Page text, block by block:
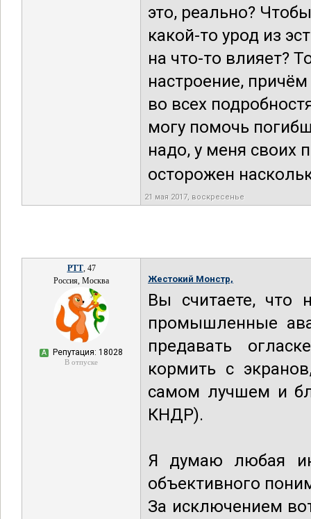
это, реально?
какой-то урод из
на что-то влияет?
настроение,
во всех
могу помочь
надо, у меня своих
осторожен
21 мая 2017, воскресенье
РТТ, 47
Россия, Москва
А Репутация: 18028
В отпуске
Жестокий Монстр,
Вы считаете, что
промышленные
предавать
кормить с
самом лучшем и
КНДР).
Я думаю любая
объективного
За исключением